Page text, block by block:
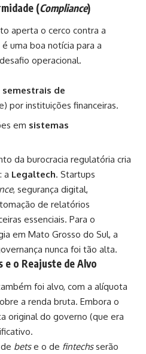
(Compliance)
aperta o cerco contra a
uma boa notícia para a
operacional.
de
por instituições financeiras.
em sistemas
da burocracia regulatória cria
a Legaltech. Startups
, segurança digital,
de relatórios
essenciais. Para o
em Mato Grosso do Sul, a
nunca foi tão alta.
e o Reajuste de Alvo
foi alvo, com a alíquota
a renda bruta. Embora o
original do governo (que era
betse o de fintechsserão